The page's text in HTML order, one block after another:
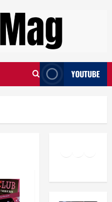
YOUTUBE